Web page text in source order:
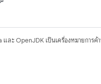
และ OpenJDK เป็นเครื่องหมายการ